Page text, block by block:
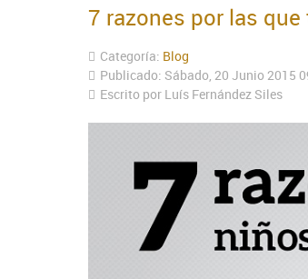
7 razones por las
Categoría: Blog
Publicado: Sábado, 20 Junio 2015
Escrito por Luís Fernández Siles